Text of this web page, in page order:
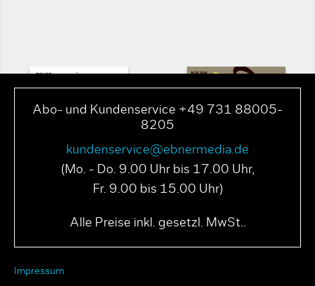
Abo- und Kundenservice +49 731 88005-
8205
kundenservice@ebnermedia.de
(Mo. - Do. 9.00 Uhr bis 17.00 Uhr,
Fr. 9.00 bis 15.00 Uhr)
Alle Preise inkl. gesetzl. MwSt..
Impressum